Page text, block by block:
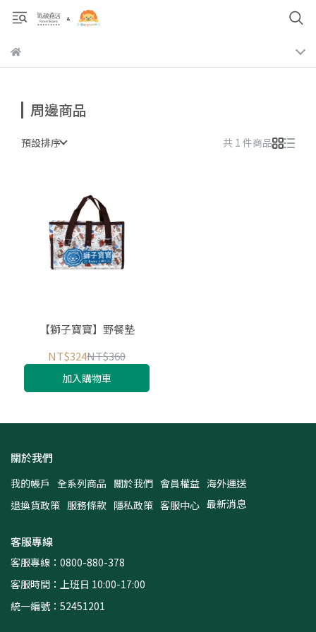
周邊商品
預設排序 共 1 件商品
【獅子寶寶】野餐墊
NT$324NT$360
加入購物車
關於我們
我的帳戶 全系列商品 關於我們 會員權益 海外運送
退換貨政策 服務條款 隱私政策 客服中心 最新消息
客服專線
客服專線：0800-880-378
客服時間：上班日 10:00-17:00
統一編號：52451201